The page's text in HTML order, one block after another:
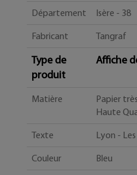
Département Isère - 38
Fabricant Tangraf
Type de
produit
Affiche
Matière
Papier
Haute
Texte Lyon -
Couleur Bleu